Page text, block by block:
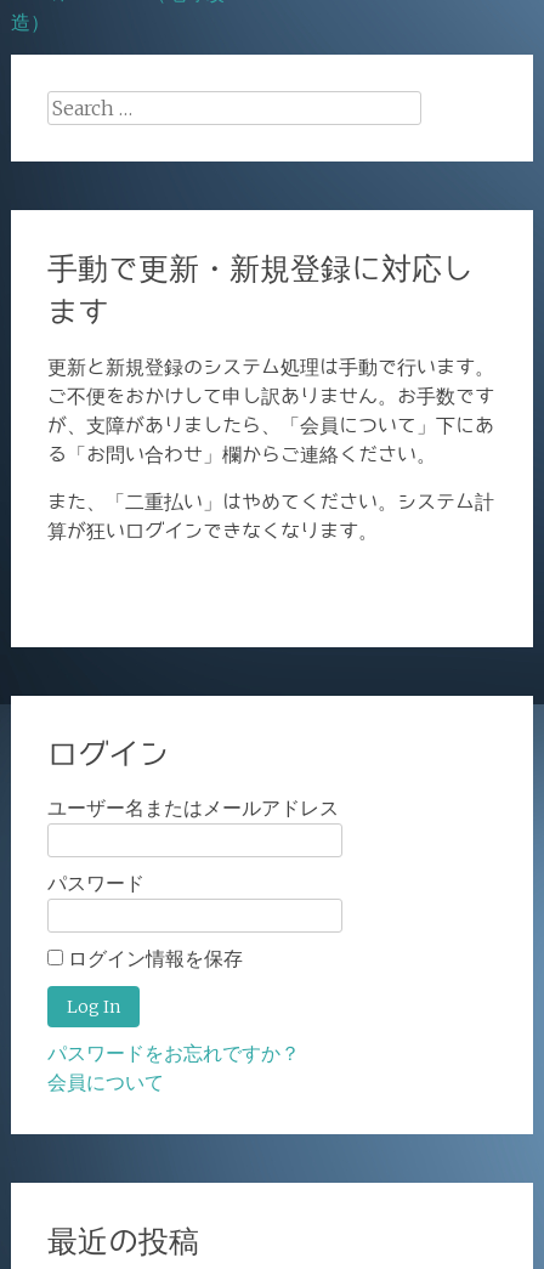
造）
Search
手動で更新・新規登録に対応し
ます
更新と新規登録のシステム処理は手動で行います。
ご不便をおかけして申し訳ありません。お手数です
が、支障がありましたら、「会員について」下にあ
る「お問い合わせ」欄からご連絡ください。
また、「二重払い」はやめてください。システム計
算が狂いログインできなくなります。
ログイン
ユーザー名またはメールアドレス
パスワード
ログイン情報を保存
パスワードをお忘れですか？
会員について
最近の投稿